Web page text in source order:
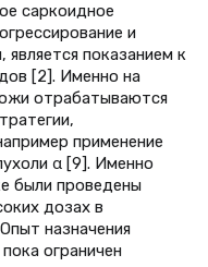
саркоидное
и
является показанием к
[2]. Именно на
отрабатываются
применение
α [9]. Именно
были проведены
дозах в
назначения
ограничен